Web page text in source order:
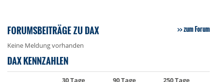
FORUMSBEITRÄGE ZU DAX zum Forum
Keine Meldung vorhanden
DAX KENNZAHLEN
30 Tage 90 Tage 250 Tage